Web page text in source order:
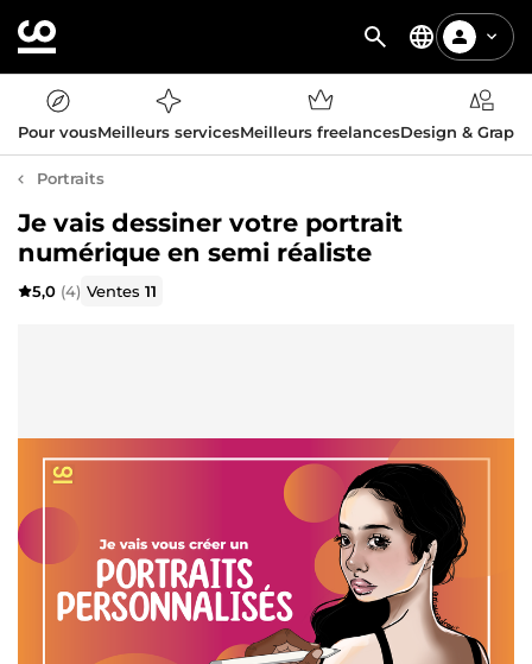
Pour vousMeilleurs servicesMeilleurs freelancesDesign &
Portraits
Je vais dessiner votre portrait
numérique en semi réaliste
5,0 (4) Ventes11